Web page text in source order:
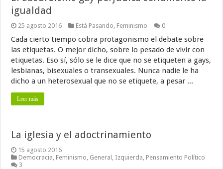
igualdad
25 agosto 2016 Está Pasando, Feminismo 0
Cada cierto tiempo cobra protagonismo el debate sobre
las etiquetas. O mejor dicho, sobre lo pesado de vivir con
etiquetas. Eso sí, sólo se le dice que no se etiqueten a gays,
lesbianas, bisexuales o transexuales. Nunca nadie le ha
dicho a un heterosexual que no se etiquete, a pesar ...
Leer más
La iglesia y el adoctrinamiento
15 agosto 2016
Democracia, Feminismo, General , Izquierda, Pensamiento Político
3